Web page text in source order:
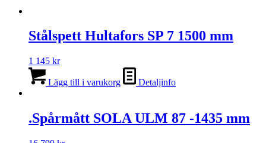
Stålspett Hultafors SP 7 1500 mm
1 145 kr
Lägg till i varukorg Detaljinfo
.Spårmått SOLA ULM 87 -1435 mm